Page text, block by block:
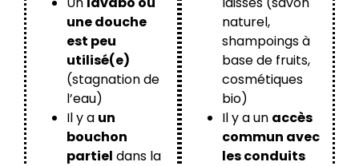
une douche
est peu
utilisé(e)
(stagnation de
l’eau)
Il y a un
bouchon
partiel dans la
naturel,
shampoings à
base de fruits,
cosmétiques
bio)
Il y a un accès
commun avec
les conduits